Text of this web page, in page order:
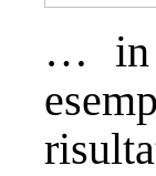
… in